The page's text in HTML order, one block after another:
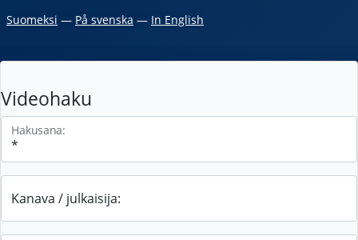
Suomeksi ― På svenska ― In English
Videohaku
Hakusana:
Kanava / julkaisija: